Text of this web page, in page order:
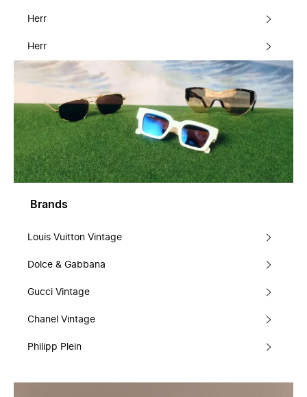
Herr
Herr
Brands
Louis Vuitton Vintage
Dolce & Gabbana
Gucci Vintage
Chanel Vintage
Philipp Plein